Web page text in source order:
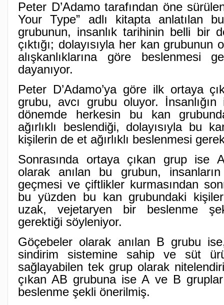
Peter D’Adamo tarafından öne
Your Type” adlı kitapta anlatılan
grubunun, insanlık tarihinin belli bir
çıktığı; dolayısıyla her kan grubunun
alışkanlıklarına göre beslenmesi
dayanıyor.
Peter D’Adamo’ya göre ilk ortaya
grubu, avcı grubu oluyor. İnsanlığın
dönemde herkesin bu kan
ağırlıklı beslendiği, dolayısıyla bu
kişilerin de et ağırlıklı beslenmesi
Sonrasında ortaya çıkan grup ise
olarak anılan bu grubun,
geçmesi ve çiftlikler kurmasından
bu yüzden bu kan grubundaki
uzak, vejetaryen bir beslenme
gerektiği söyleniyor.
Göçebeler olarak anılan B grubu
sindirim sistemine sahip ve süt
sağlayabilen tek grup olarak
çıkan AB grubuna ise A ve B
beslenme şekli önerilmiş.